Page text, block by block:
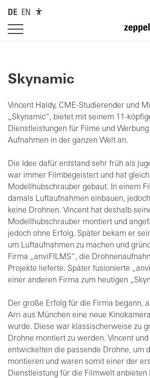
DE EN
Skynamic
Vincent Haldy, CME-Studierender und
„Skynamic“, bietet mit seinem 11-
Dienstleistungen für Filme und
Aufnahmen in der ganzen Welt an.
Die Idee dafür entstand sehr früh als
war immer Filmbegeistert und hat
Modellhubschrauber gebaut. In einem
damals Luftaufnahmen einbauen,
keine Drohnen. Vincent hat deshalb
Modellhubschrauber montiert und
jedoch ohne Erfolg. Später bekam er
um Luftaufnahmen zu machen und
Firma „anviFILMS“, die
Projekte lieferte. Später fusionierte
einer anderen Firma zum heutigen
Der große Erfolg für die Firma begann,
Arri aus München eine neue
wurde. Diese war klassischerweise zu
Drohne montiert zu werden. Vincent und
entwickelten die passende Drohne, um
montieren und waren somit einer der
Dienstleistung für die Filmwelt anbieten